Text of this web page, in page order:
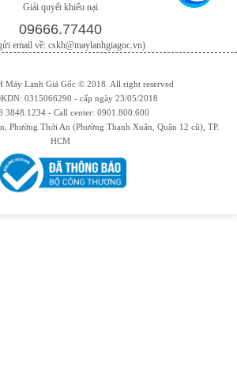
Giải quyết khiếu nại
09666.77440
email về: cskh@maylanhgiagoc.vn)
Máy Lạnh Giá Gốc © 2018. All right reserved
0315066290 - cấp ngày 23/05/2018
3848.1234 - Call center: 0901.800.600
Phường Thới An (Phường Thạnh Xuân, Quận 12 cũ), TP.
HCM